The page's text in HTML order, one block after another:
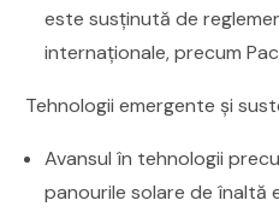
este susținută de
internaționale, precum
Tehnologii emergente și
Avansul în tehnologii
panourile solare de înaltă